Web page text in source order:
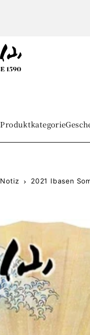
Produktkategorie
Notiz 2021 Ibasen